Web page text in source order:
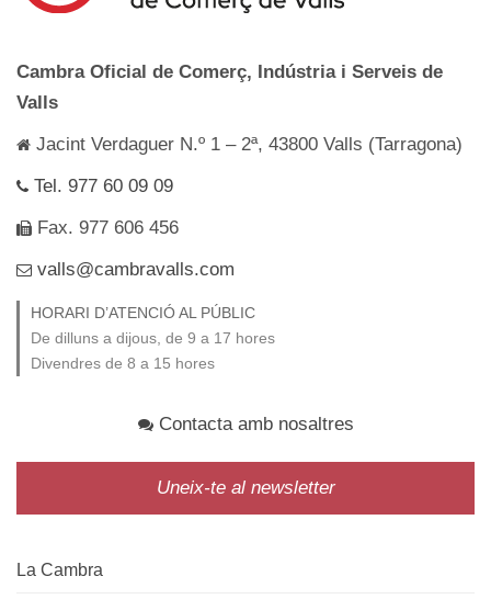
Cambra Oficial de Comerç, Indústria i Serveis de
Valls
Jacint Verdaguer N.º 1 – 2ª, 43800 Valls (Tarragona)
Tel. 977 60 09 09
Fax. 977 606 456
valls@cambravalls.com
HORARI D’ATENCIÓ AL PÚBLIC
De dilluns a dijous, de 9 a 17 hores
Divendres de 8 a 15 hores
Contacta amb nosaltres
Uneix-te al newsletter
La Cambra